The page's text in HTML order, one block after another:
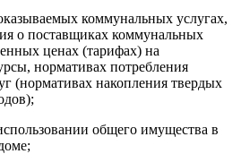
коммунальных услугах,
о поставщиках коммунальных
ценах (тарифах) на
нормативах потребления
(нормативах накопления твердых
общего имущества в